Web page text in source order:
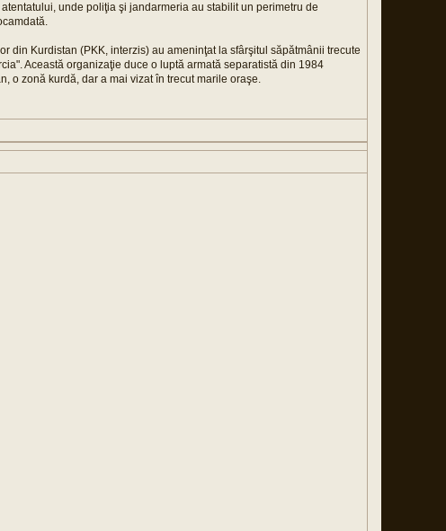
unde poliţia şi jandarmeria au stabilit un perimetru de
din Kurdistan (PKK, interzis) au ameninţat la sfârşitul săpătmânii trecute
Această organizaţie duce o luptă armată separatistă din 1984
o zonă kurdă, dar a mai vizat în trecut marile oraşe.